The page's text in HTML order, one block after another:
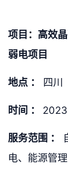
项目：高效
弱电项目
地点 ： 四川
时间 ：
服务范围 ：
电、能源管